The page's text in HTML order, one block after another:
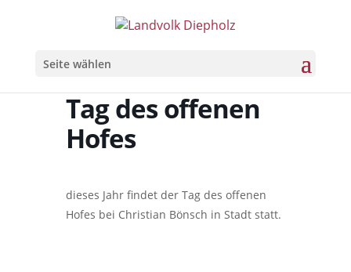
Seite wählen
Tag des offenen
Hofes
dieses Jahr findet der Tag des offenen
Hofes bei Christian Bönsch in Stadt statt.